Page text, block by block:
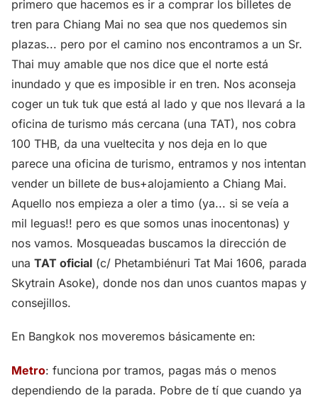
primero que hacemos es ir a comprar los billetes de
tren para Chiang Mai no sea que nos quedemos sin
plazas... pero por el camino nos encontramos a un Sr.
Thai muy amable que nos dice que el norte está
inundado y que es imposible ir en tren. Nos aconseja
coger un tuk tuk que está al lado y que nos llevará a la
oficina de turismo más cercana (una TAT), nos cobra
100 THB, da una vueltecita y nos deja en lo que
parece una oficina de turismo, entramos y nos intentan
vender un billete de bus+alojamiento a Chiang Mai.
Aquello nos empieza a oler a timo (ya... si se veía a
mil leguas!! pero es que somos unas inocentonas) y
nos vamos. Mosqueadas buscamos la dirección de
una TAT oficial (c/ Phetambiénuri Tat Mai 1606, parada
Skytrain Asoke), donde nos dan unos cuantos mapas y
consejillos.
En Bangkok nos moveremos básicamente en:
Metro: funciona por tramos, pagas más o menos
dependiendo de la parada. Pobre de tí que cuando ya